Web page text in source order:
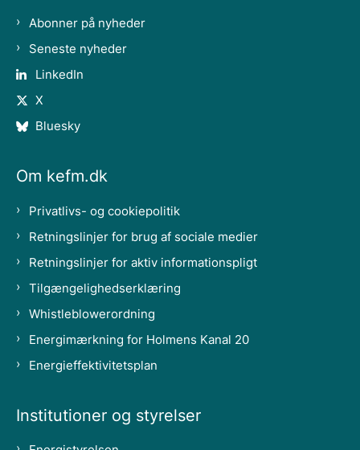
Abonner på nyheder
Seneste nyheder
LinkedIn
X
Bluesky
Om kefm.dk
Privatlivs- og cookiepolitik
Retningslinjer for brug af sociale medier
Retningslinjer for aktiv informationspligt
Tilgængelighedserklæring
Whistleblowerordning
Energimærkning for Holmens Kanal 20
Energieffektivitetsplan
Institutioner og styrelser